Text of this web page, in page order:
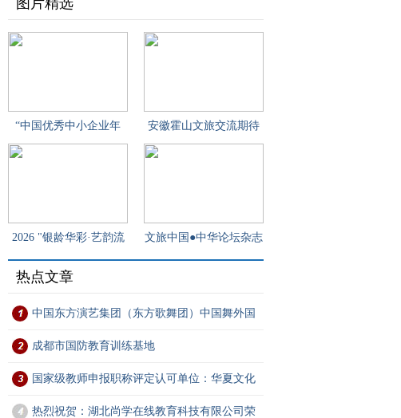
图片精选
“中国优秀中小企业年 安徽霍山文旅交流期待
2026 "银龄华彩·艺韵流 文旅中国●中华论坛杂志
热点文章
中国东方演艺集团（东方歌舞团）中国舞外国
成都市国防教育训练基地
国家级教师申报职称评定认可单位：华夏文化
热烈祝贺：湖北尚学在线教育科技有限公司荣